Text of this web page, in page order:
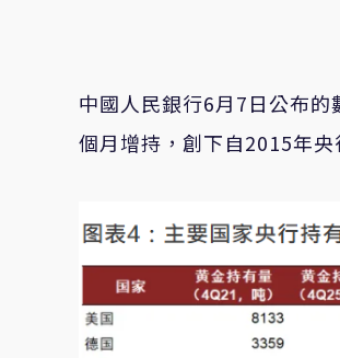
中國人民銀行6月7日公布
個月增持，創下自2015年